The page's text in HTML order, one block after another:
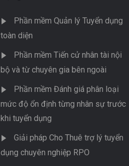
Phần mềm Quản lý Tuyển dụng
toàn diện
Phần mềm Tiến cử nhân tài nội
bộ và từ chuyên gia bên ngoài
Phần mềm Đánh giá phân loại
mức độ ổn định từng nhân sự trước
khi tuyển dụng
Giải pháp Cho Thuê trợ lý tuyển
dụng chuyên nghiệp RPO